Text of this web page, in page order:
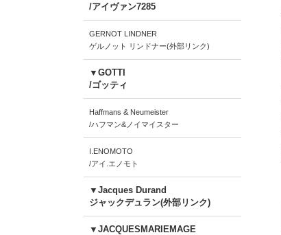
/アイヴァン7285
GERNOT LINDNER
ゲルノット リンドナー(外部リンク)
▼GOTTI
/ゴッティ
Haffmans & Neumeister
/ハフマン&ノイマイスター
I.ENOMOTO
/アイ.エノモト
▼Jacques Durand
ジャックデュラン(外部リンク)
▼JACQUESMARIEMAGE